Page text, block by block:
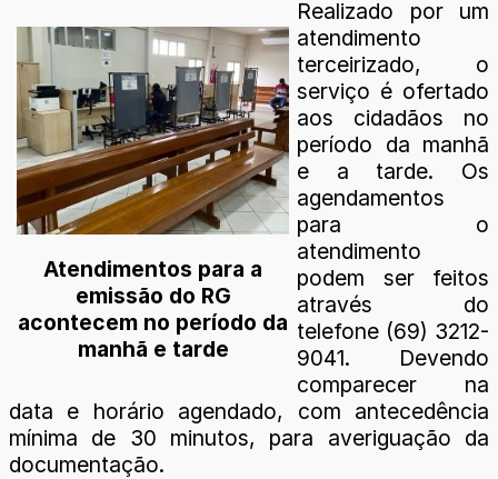
Atendimentos para a
emissão do RG
acontecem no período da
manhã e tarde
Realizado por um
atendimento
terceirizado, o
serviço é ofertado
aos cidadãos no
período da manhã
e a tarde. Os
agendamentos
para o
atendimento
podem ser feitos
através do
telefone (69) 3212-
9041. Devendo
comparecer na
data e horário agendado, com antecedência
mínima de 30 minutos, para averiguação da
documentação.